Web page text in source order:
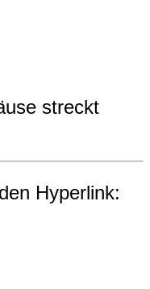
streckt
Hyperlink: